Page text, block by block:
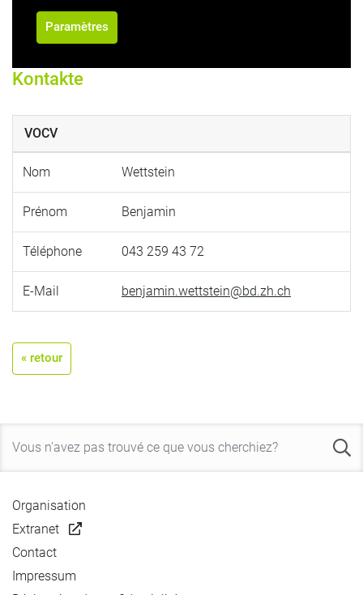
Paramètres
Kontakte
VOCV
Nom Wettstein
Prénom Benjamin
Téléphone 043 259 43 72
E-Mail benjamin.wettstein@bd.zh.ch
« retour
Organisation
Extranet
Contact
Impressum